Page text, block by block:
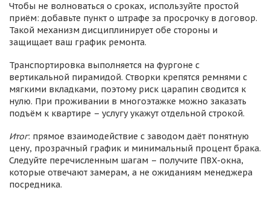
Чтобы не волноваться о сроках, используйте простой
приём: добавьте пункт о штрафе за просрочку в договор.
Такой механизм дисциплинирует обе стороны и
защищает ваш график ремонта.
Транспортировка выполняется на фургоне с
вертикальной пирамидой. Створки крепятся ремнями с
мягкими вкладками, поэтому риск царапин сводится к
нулю. При проживании в многоэтажке можно заказать
подъём к квартире – услугу укажут отдельной строкой.
Итог: прямое взаимодействие с заводом даёт понятную
цену, прозрачный график и минимальный процент брака.
Следуйте перечисленным шагам – получите ПВХ-окна,
которые отвечают замерам, а не ожиданиям менеджера
посредника.